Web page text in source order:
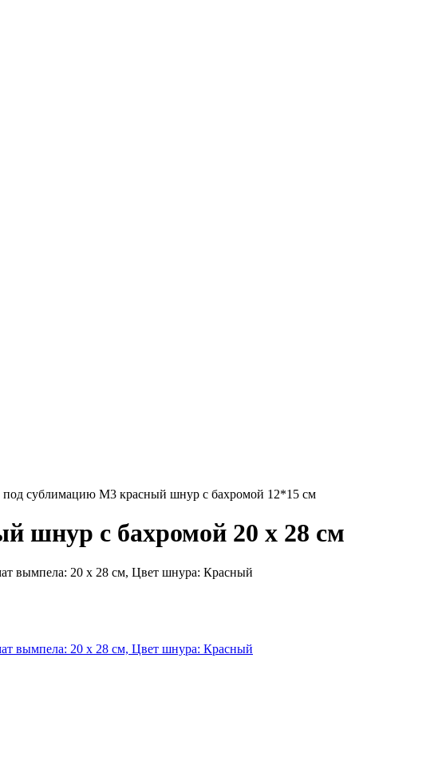
сублимацию М3 красный шнур с бахромой 12*15 см
шнур с бахромой 20 х 28 см